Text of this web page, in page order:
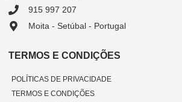
915 997 207
Moita - Setúbal - Portugal
TERMOS E CONDIÇÕES
POLÍTICAS DE PRIVACIDADE
TERMOS E CONDIÇÕES